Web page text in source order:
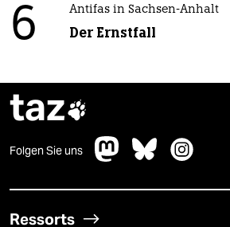
6 Antifas in Sachsen-Anhalt
Der Ernstfall
taz
Folgen Sie uns
Ressorts